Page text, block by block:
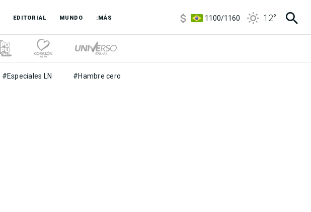
EDITORIAL MUNDO :MÁS
1100/1160
12°
#Especiales LN #Hambre cero